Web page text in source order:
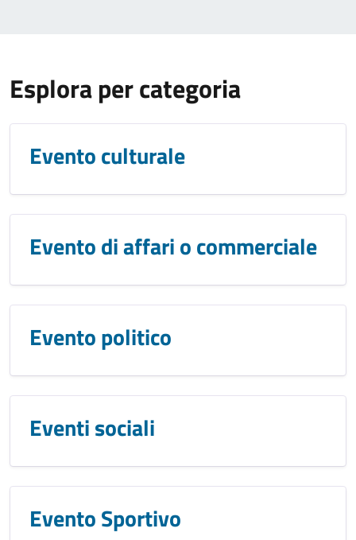
Esplora per categoria
Evento culturale
Evento di affari o commerciale
Evento politico
Eventi sociali
Evento Sportivo